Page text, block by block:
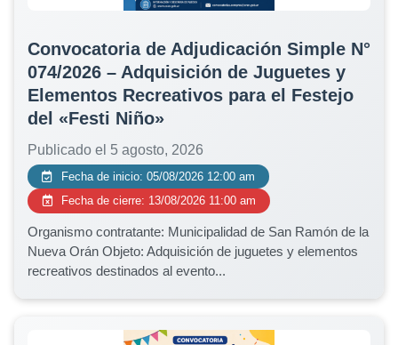
Convocatoria de Adjudicación Simple N°
074/2026 – Adquisición de Juguetes y
Elementos Recreativos para el Festejo
del «Festi Niño»
Publicado el 5 agosto, 2026
Fecha de inicio: 05/08/2026 12:00 am
Fecha de cierre: 13/08/2026 11:00 am
Organismo contratante: Municipalidad de San Ramón de la
Nueva Orán Objeto: Adquisición de juguetes y elementos
recreativos destinados al evento...